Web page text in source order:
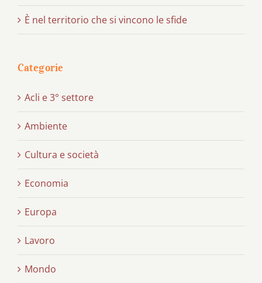
È nel territorio che si vincono le sfide
Categorie
Acli e 3° settore
Ambiente
Cultura e società
Economia
Europa
Lavoro
Mondo